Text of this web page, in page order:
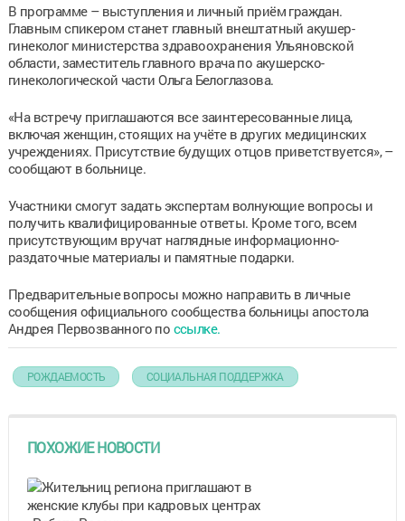
В программе – выступления и личный приём граждан.
Главным спикером станет главный внештатный акушер-
гинеколог министерства здравоохранения Ульяновской
области, заместитель главного врача по акушерско-
гинекологической части Ольга Белоглазова.
«На встречу приглашаются все заинтересованные лица,
включая женщин, стоящих на учёте в других медицинских
учреждениях. Присутствие будущих отцов приветствуется», –
сообщают в больнице.
Участники смогут задать экспертам волнующие вопросы и
получить квалифицированные ответы. Кроме того, всем
присутствующим вручат наглядные информационно-
раздаточные материалы и памятные подарки.
Предварительные вопросы можно направить в личные
сообщения официального сообщества больницы апостола
Андрея Первозванного по ссылке.
РОЖДАЕМОСТЬ СОЦИАЛЬНАЯ ПОДДЕРЖКА
ПОХОЖИЕ НОВОСТИ